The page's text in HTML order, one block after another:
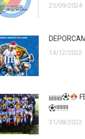
25/09/2024
14/12/2022
¡¡¡¡¡¡¡¡¡
!!!!!!!!
31/08/2022